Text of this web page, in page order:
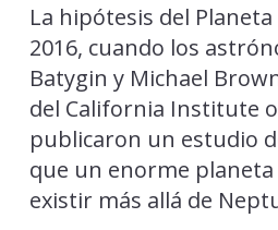
La hipótesis del
2016, cuando los
Batygin y Michael
del California Institute
publicaron un estudio
que un enorme
existir más allá de